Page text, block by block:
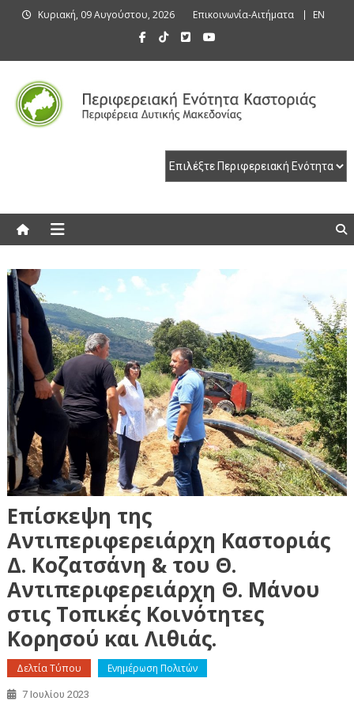
Κυριακή, 09 Αυγούστου, 2026 Επικοινωνία-Αιτήματα EN
Επίσκεψη της
Αντιπεριφερειάρχη Καστοριάς
Δ. Κοζατσάνη & του Θ.
Αντιπεριφερειάρχη Θ. Μάνου
στις Τοπικές Κοινότητες
Κορησού και Λιθιάς.
Δελτία Τύπου Ενημέρωση Πολιτών
7 Ιουλίου 2023